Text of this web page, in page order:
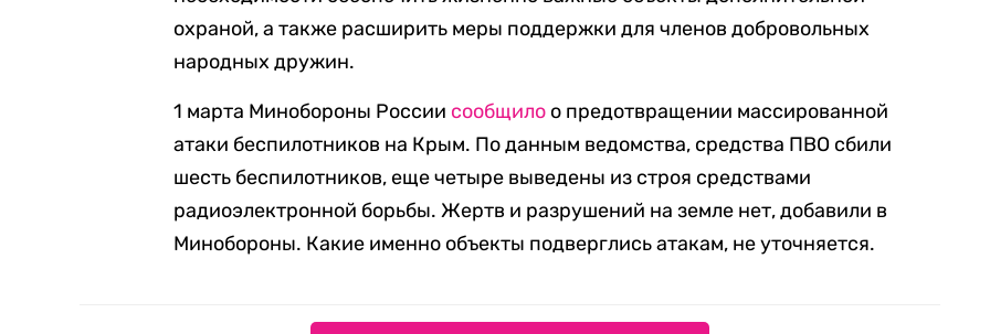
охраной, а также расширить меры поддержки для членов добровольных
народных дружин.
1 марта Минобороны России сообщило о предотвращении массированной
атаки беспилотников на Крым. По данным ведомства, средства ПВО сбили
шесть беспилотников, еще четыре выведены из строя средствами
радиоэлектронной борьбы. Жертв и разрушений на земле нет, добавили в
Минобороны. Какие именно объекты подверглись атакам, не уточняется.